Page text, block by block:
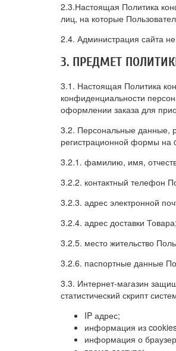
2.3.Настоящая Политика
лиц, на которые
2.4. Администрация сайта
3. ПРЕДМЕТ
3.1. Настоящая Политика
конфиденциальности
оформлении заказа для
3.2. Персональные данные,
регистрационной формы на
3.2.1. фамилию, имя,
3.2.2. контактный телефон
3.2.3. адрес электронной
3.2.4. адрес доставки Товара;
3.2.5. место жительство
3.2.6. паспортные данные
3.3. Интернет-магазин
статистический скрипт
IP адрес;
информация из
информация о